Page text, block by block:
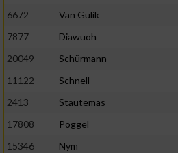
6672
Van Gulik
7877
Diawuoh
20049
Schürmann
11122
Schnell
2413
Stautemas
17808
Poggel
15346
Nym